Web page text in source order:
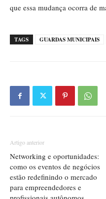
que essa mudança ocorra de
TAGS GUARDAS MUNICIPAIS
Artigo anterior
Networking e oportunidades:
como os eventos de negócios
estão redefinindo o mercado
para empreendedores e